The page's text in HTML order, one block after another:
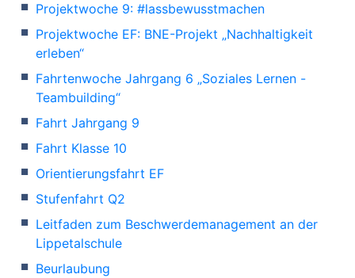
Projektwoche 9: #lassbewusstmachen
Projektwoche EF: BNE-Projekt „Nachhaltigkeit
erleben“
Fahrtenwoche Jahrgang 6 „Soziales Lernen -
Teambuilding“
Fahrt Jahrgang 9
Fahrt Klasse 10
Orientierungsfahrt EF
Stufenfahrt Q2
Leitfaden zum Beschwerdemanagement an der
Lippetalschule
Beurlaubung